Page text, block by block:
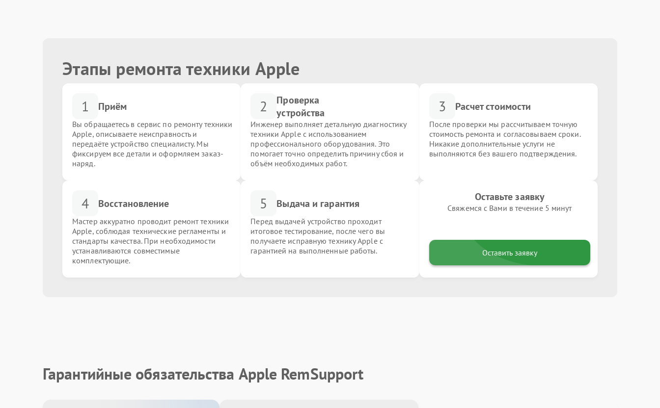
Этапы ремонта техники Apple
1 Приём
Вы обращаетесь в сервис по ремонту техники
Apple, описываете неисправность и
передаёте устройство специалисту. Мы
фиксируем все детали и оформляем заказ-
наряд.
2
Проверка
устройства
Инженер выполняет детальную диагностику
техники Apple с использованием
профессионального оборудования. Это
помогает точно определить причину сбоя и
объём необходимых работ.
3 Расчет стоимости
После проверки мы рассчитываем точную
стоимость ремонта и согласовываем сроки.
Никакие дополнительные услуги не
выполняются без вашего подтверждения.
4 Восстановление
Мастер аккуратно проводит ремонт техники
Apple, соблюдая технические регламенты и
стандарты качества. При необходимости
устанавливаются совместимые
комплектующие.
5 Выдача и гарантия
Перед выдачей устройство проходит
итоговое тестирование, после чего вы
получаете исправную технику Apple с
гарантией на выполненные работы.
Оставьте заявку
Свяжемся с Вами в течение 5 минут
Оставить заявку
Гарантийные обязательства Apple RemSupport